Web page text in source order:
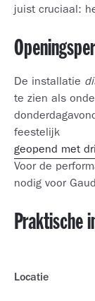
juist cruciaal:
De installatie
te zien als
feestelijk
geopend met
Voor de
nodig voor
Praktische
Locatie